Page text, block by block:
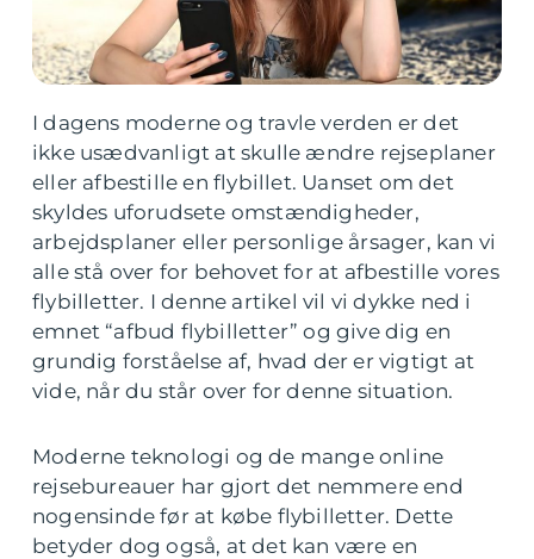
I dagens moderne og travle verden er det
ikke usædvanligt at skulle ændre rejseplaner
eller afbestille en flybillet. Uanset om det
skyldes uforudsete omstændigheder,
arbejdsplaner eller personlige årsager, kan vi
alle stå over for behovet for at afbestille vores
flybilletter. I denne artikel vil vi dykke ned i
emnet “afbud flybilletter” og give dig en
grundig forståelse af, hvad der er vigtigt at
vide, når du står over for denne situation.
Moderne teknologi og de mange online
rejsebureauer har gjort det nemmere end
nogensinde før at købe flybilletter. Dette
betyder dog også, at det kan være en